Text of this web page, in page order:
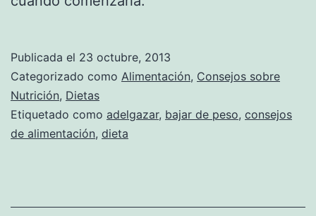
Publicada el 23 octubre, 2013
Categorizado como Alimentación, Consejos sobre
Nutrición, Dietas
Etiquetado como adelgazar, bajar de peso, consejos
de alimentación, dieta